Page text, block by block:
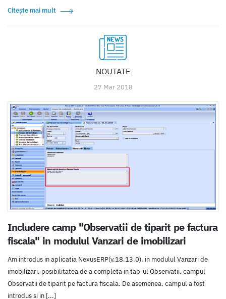
Citește mai mult
NOUTATE
27 Mar 2018
Includere camp "Observatii de tiparit pe factura
fiscala" in modulul Vanzari de imobilizari
Am introdus in aplicatia NexusERP(v.18.13.0), in modulul Vanzari de
imobilizari, posibilitatea de a completa in tab-ul Observatii, campul
Observatii de tiparit pe factura fiscala. De asemenea, campul a fost
introdus si in [...]